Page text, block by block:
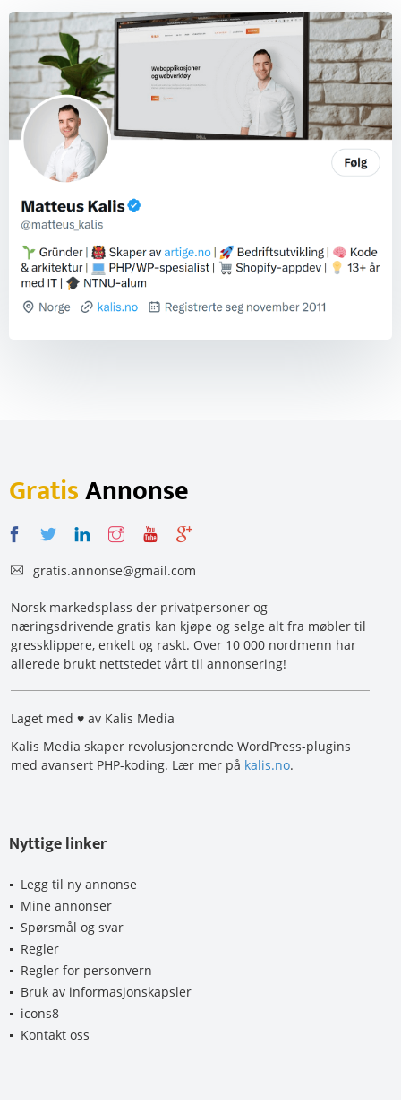
GratisAnnonse
gratis.annonse@gmail.com
Norsk markedsplass der privatpersoner og
næringsdrivende gratis kan kjøpe og selge alt fra møbler til
gressklippere, enkelt og raskt. Over 10 000 nordmenn har
allerede brukt nettstedet vårt til annonsering!
Laget med ♥ av Kalis Media
Kalis Media skaper revolusjonerende WordPress-plugins
med avansert PHP-koding. Lær mer på kalis.no.
Nyttige linker
Legg til ny annonse
Mine annonser
Spørsmål og svar
Regler
Regler for personvern
Bruk av informasjonskapsler
icons8
Kontakt oss